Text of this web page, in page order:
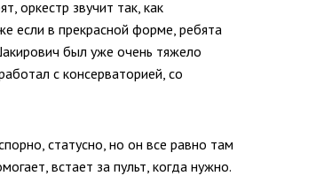
оркестр звучит так, как
если в прекрасной форме, ребята
был уже очень тяжело
с консерваторией, со
статусно, но он все равно там
встает за пульт, когда нужно.